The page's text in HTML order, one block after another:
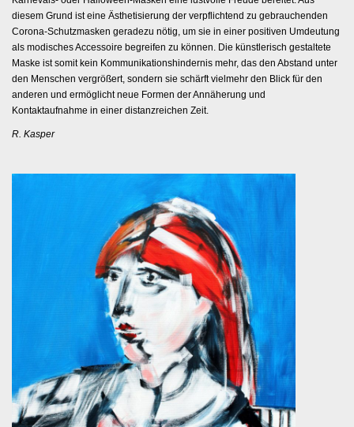
diesem Grund ist eine Ästhetisierung der verpflichtend zu gebrauchenden
Corona-Schutzmasken geradezu nötig, um sie in einer positiven Umdeutung
als modisches Accessoire begreifen zu können. Die künstlerisch gestaltete
Maske ist somit kein Kommunikationshindernis mehr, das den Abstand unter
den Menschen vergrößert, sondern sie schärft vielmehr den Blick für den
anderen und ermöglicht neue Formen der Annäherung und
Kontaktaufnahme in einer distanzreichen Zeit.
R. Kasper